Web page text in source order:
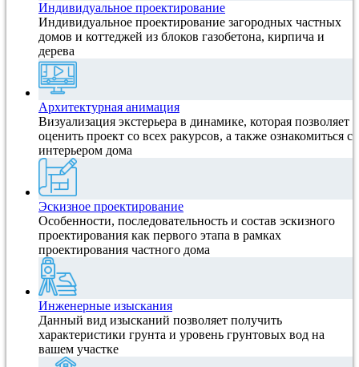
Индивидуальное проектирование
Индивидуальное проектирование загородных частных
домов и коттеджей из блоков газобетона, кирпича и
дерева
Архитектурная анимация
Визуализация экстерьера в динамике, которая позволяет
оценить проект со всех ракурсов, а также ознакомиться с
интерьером дома
Эскизное проектирование
Особенности, последовательность и состав эскизного
проектирования как первого этапа в рамках
проектирования частного дома
Инженерные изыскания
Данный вид изысканий позволяет получить
характеристики грунта и уровень грунтовых вод на
вашем участке